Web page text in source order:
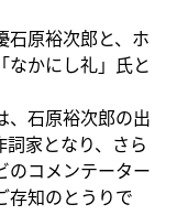
石原裕次郎と、ホ
なかにし礼」氏と
、石原裕次郎の出
家となり、さら
のコメンテーター
存知のとうりで